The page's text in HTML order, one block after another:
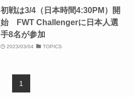
初戦は3/4（日本時間4:30PM）開
始 FWT Challengerに日本人選
手8名が参加
2023/03/04 TOPICS
1